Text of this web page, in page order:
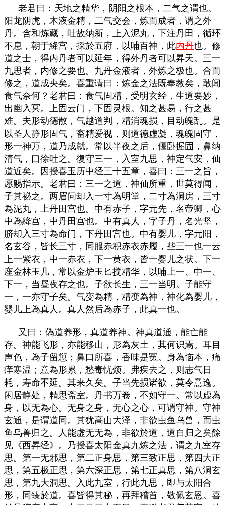
老君曰：天地之精华，阴阳之根本，二气之谓也。
阳龙阴虎，木液金精，二气交会，炼而成者，谓之外
丹。含和炼藏，吐故纳新，上入泥丸，下注丹田，循环
不息，朝于絳宫，採於五府，以哺百神，此内丹也。修
道之士，得内丹者可以延年，得外丹者可以昇天。三一
九思者，内修之要也。九丹金液者，外炼之极也。合而
修之，道成央矣。喜重请曰：炼金之法既奉教矣，敢闻
食气奈何？老君曰：食气固精，受明玄经，生道要妙，
出幽入冥。上固云门，下固灵根。知之甚易，行之甚
难。夫形动德散，气越道判，精消魂损，目动魄乱。是
以圣人静形固气，畜精爱视，则道德虚凝，魂魄固守，
形一神万，道乃成就。常以半夜之后，偃卧握固，鼻纳
清气，口徐吐之。復守三一，入室九思，神定气安，仙
道近矣。因授喜玉历中经三十五章，喜曰：三一之旨，
愿赐指示。老君曰：三一之道，神仙所重，世莫得闻，
子其祕之。两眉问却入一寸為明堂，二寸為洞房，三寸
為泥丸，上丹田宫也。中有赤子，字元先，名帝卿，心
中為絳宫，中丹田宫也。中有真人，字子丹，名光坚，
脐却入三寸為命门，下丹田宫也。中有婴儿，字元阳，
名玄谷，皆长三寸，同服赤积赤衣赤履，些三一也一云
上一紫衣，中一赤衣，下一黄衣，皆一婴儿之状。下一
座金林玉几，常以金炉玉匕搅精华，以哺上一、中一、
下一，当昼夜存之也。子欲长生，三一当明。子能守
一，一亦守子矣。气变為精，精变為神，神化為婴儿，
婴儿上為真人。真人然后為赤子，此真一也。
又曰：偽道养形，真道养神。神真道通，能亡能
存。神能飞形，亦能移山，形為灰土，其何识焉。耳目
声色，為子留愆；鼻口所喜，香味是冤。身為恼本，痛
痒寒温；意為形累，愁毒忧烦。弗疾去之，则志气日
耗，寿命不延。其来久矣。子当先损诸欲，莫令意逸。
闲居静处，精思斋室。丹书万卷，不如守一。常以虚為
身，以无為心。无身之身，无心之心，可谓守神。守神
玄通，是谓道同。其犹高山大泽，非欲虫鱼乌兽，而虫
鱼乌兽归之。人能虚无无為，非欲於道，道自归之矣餘
见《西昇经》。乃授喜太阳金真九炼之法，谓之九室存
思。第一无邪思，第二正身思，第三致正思，第四大正
思，第五极正思，第六深正思，第七正真思，第八洞玄
思，第九大洞思。入此九室，行此九思，即与太阳合
形，同臻於道。喜皆得其秘，再拜稽首，敬佩玄恩。喜